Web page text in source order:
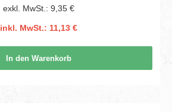
exkl. MwSt.: 9,35 €
inkl. MwSt.: 11,13 €
In den Warenkorb